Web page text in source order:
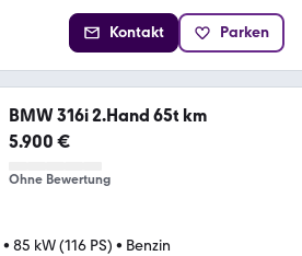
Kontakt Parken
BMW 316i 2.Hand 65t km
5.900 €
Ohne Bewertung
• 85 kW (116 PS) • Benzin